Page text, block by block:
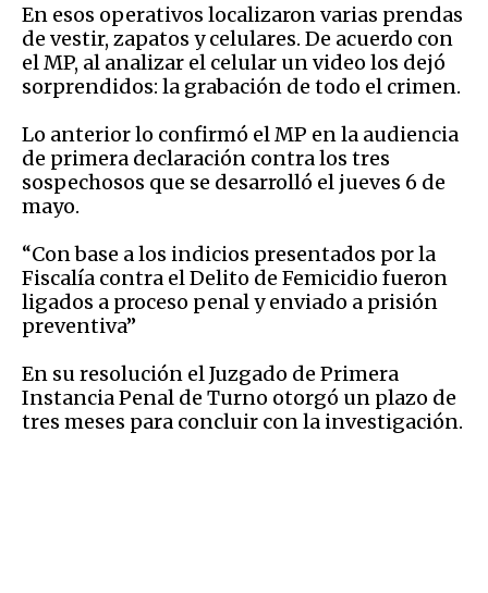
En esos operativos localizaron varias prendas
de vestir, zapatos y celulares. De acuerdo con
el MP, al analizar el celular un video los dejó
sorprendidos: la grabación de todo el crimen.
Lo anterior lo confirmó el MP en la audiencia
de primera declaración contra los tres
sospechosos que se desarrolló el jueves 6 de
mayo.
“Con base a los indicios presentados por la
Fiscalía contra el Delito de Femicidio fueron
ligados a proceso penal y enviado a prisión
preventiva”
En su resolución el Juzgado de Primera
Instancia Penal de Turno otorgó un plazo de
tres meses para concluir con la investigación.